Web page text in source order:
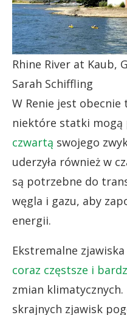
Rhine River at Kaub,
Sarah Schiffling
W Renie jest obecnie
niektóre statki mogą
czwartą swojego
uderzyła również w
są potrzebne do
węgla i gazu, aby
energii.
Ekstremalne
coraz częstsze i
zmian
skrajnych zjawisk